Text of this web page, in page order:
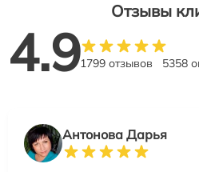
Отзывы
4.91799 отзывов 5358
Антонова Дарья